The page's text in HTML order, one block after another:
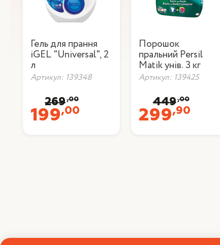
Гель для прання
iGEL "Universal", 2
л
Артикул: 139348
199,00
269,00
Порошок
пральний Persil
Matik унів. 3 кг
Артикул: 139425
299,90
449,00